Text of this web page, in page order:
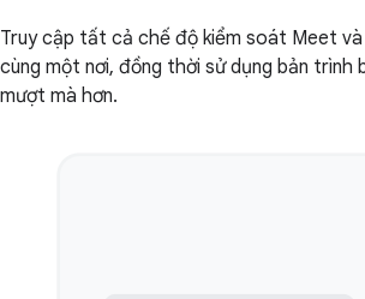
Truy cập tất cả chế độ kiểm soát Meet
cùng một nơi, đồng thời sử dụng bản trình
mượt mà hơn.